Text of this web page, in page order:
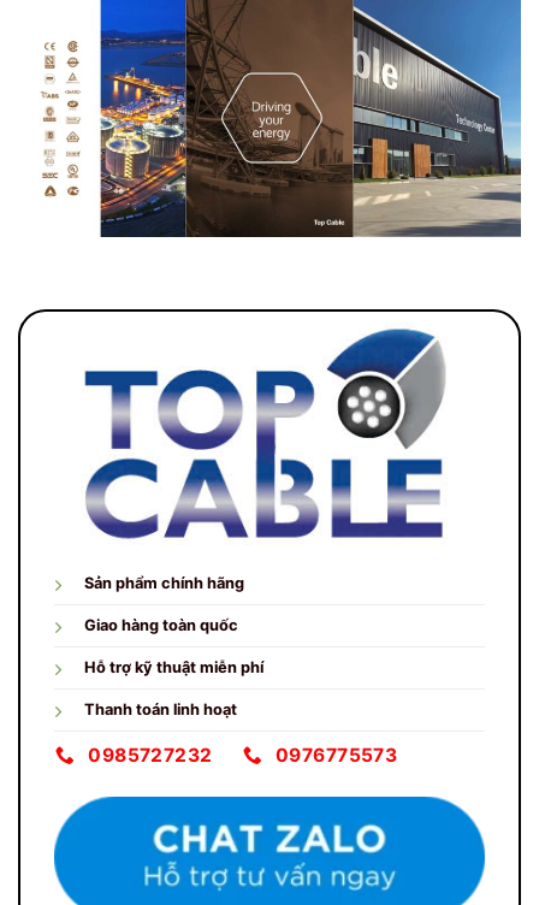
Sản phẩm chính hãng
Giao hàng toàn quốc
Hỗ trợ kỹ thuật miễn phí
Thanh toán linh hoạt
0985727232 0976775573